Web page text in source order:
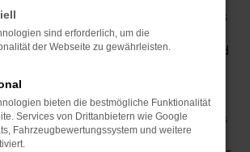
mit einem Škoda Octavia in Cottbus
und sitzen im perfekten Fahrzeug
sind Sie dank der Wendigkeit und
effizienten Motoren perfekt auf den
eingerichtet, andererseits ist der
auch für Fahrten auf Autobahn oder
Das vielseitige Modell erhalten Sie als
im Autohaus Schiefelbein. Wir bieten
sind erforderlich, um die
der Webseite zu gewährleisten.
bieten die bestmögliche Funktionalität
Services von Drittanbietern wie Google
Fahrzeugbewertungssystem und weitere